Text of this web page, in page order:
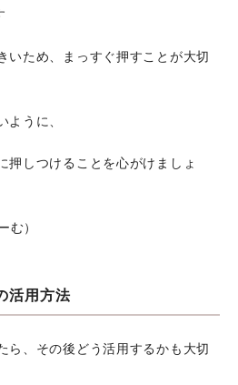
いため、まっすぐ押すことが大切
ように、
押しつけることを心がけましょ
活用方法
ら、その後どう活用するかも大切